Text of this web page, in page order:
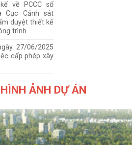
về PCCC số
Cục Cảnh sát
duyệt thiết kế
trình
27/06/2025
cấp phép xây
HÌNH ẢNH DỰ ÁN